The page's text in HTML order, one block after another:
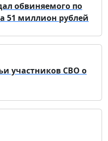
обвиняемого по
51 миллион рублей
участников СВО о